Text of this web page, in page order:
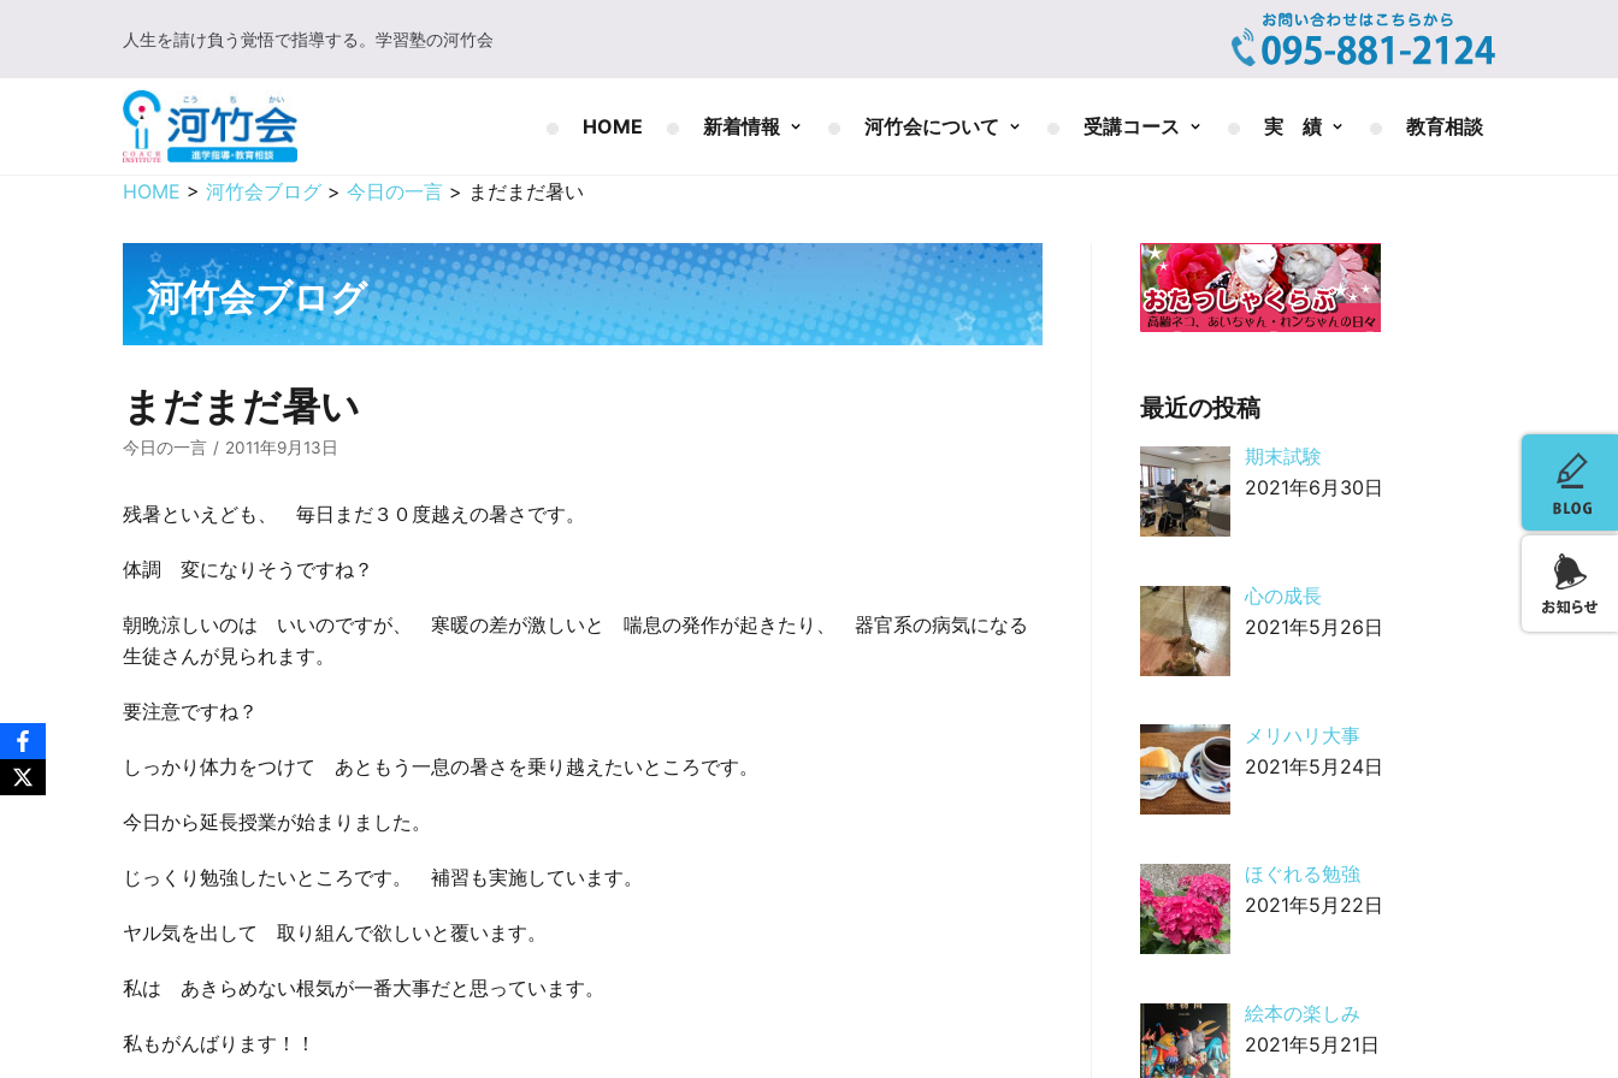
人生を請け負う覚悟で指導する。学習塾の河竹会
HOME 新着情報 河竹会について 受講コース 実 績 教育相談
HOME > 河竹会ブログ > 今日の一言 > まだまだ暑い
河竹会ブログ
まだまだ暑い
今日の一言 2011年9月13日
残暑といえども、 毎日まだ３０度越えの暑さです。
体調 変になりそうですね？
朝晩涼しいのは いいのですが、 寒暖の差が激しいと 喘息の発作が起きたり、 器官系の病気になる
生徒さんが見られます。
要注意ですね？
しっかり体力をつけて あともう一息の暑さを乗り越えたいところです。
今日から延長授業が始まりました。
じっくり勉強したいところです。 補習も実施しています。
ヤル気を出して 取り組んで欲しいと覆います。
私は あきらめない根気が一番大事だと思っています。
私もがんばります！！
最近の投稿
期末試験
2021年6月30日
心の成長
2021年5月26日
メリハリ大事
2021年5月24日
ほぐれる勉強
2021年5月22日
絵本の楽しみ
2021年5月21日